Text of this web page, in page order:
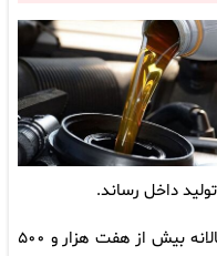
داخل رساند.
وی یادآور شد: با ساخت این محصول سالانه بیش از هفت هزار و ۵۰۰